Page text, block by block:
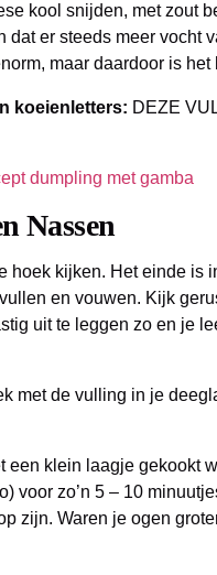
kool snijden, met zout
dat er steeds meer vocht
maar daardoor is het
koeienletters: DEZE
Nassen
hoek kijken. Het einde is
en vouwen. Kijk
uit te leggen zo en je
met de vulling in je
een klein laagje gekookt
voor zo’n 5 – 10
zijn. Waren je ogen